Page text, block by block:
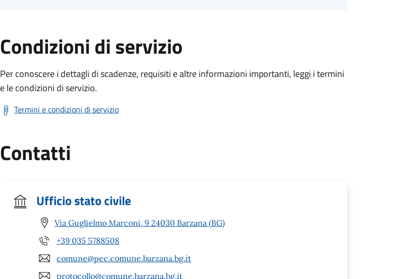
Condizioni di servizio
Per conoscere i dettagli di scadenze, requisiti e altre informazioni importanti, leggi i termini
e le condizioni di servizio.
Termini e condizioni di servizio
Contatti
Ufficio stato civile
Via Guglielmo Marconi, 9 24030 Barzana (BG)
+39 035 5788508
comune@pec.comune.barzana.bg.it
protocollo@comune.barzana.bg.it